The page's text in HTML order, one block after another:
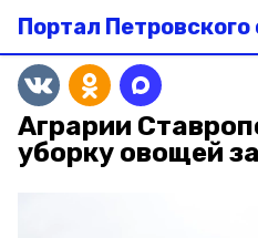
Портал Петровского
Аграрии
уборку овощей